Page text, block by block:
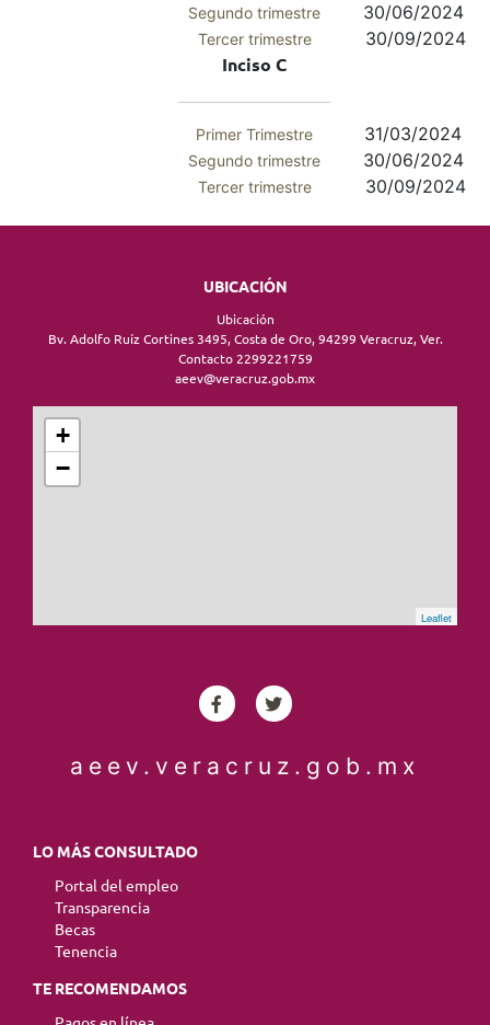
Segundo trimestre 30/06/2024
Tercer trimestre 30/09/2024
Inciso C
Primer Trimestre 31/03/2024
Segundo trimestre 30/06/2024
Tercer trimestre 30/09/2024
UBICACIÓN
Ubicación
Bv. Adolfo Ruíz Cortines 3495, Costa de Oro, 94299 Veracruz, Ver.
Contacto 2299221759
aeev@veracruz.gob.mx
+
−
Leaflet
aeev.veracruz.gob.mx
LO MÁS CONSULTADO
Portal del empleo
Transparencia
Becas
Tenencia
TE RECOMENDAMOS